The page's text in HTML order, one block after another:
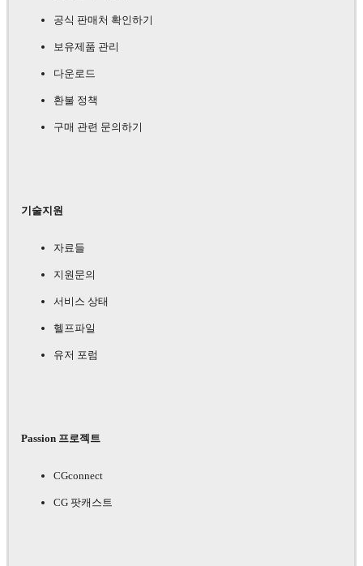
공식 판매처 확인하기
보유제품 관리
다운로드
환불 정책
구매 관련 문의하기
기술지원
자료들
지원문의
서비스 상태
헬프파일
유저 포럼
Passion 프로젝트
CGconnect
CG 팟캐스트